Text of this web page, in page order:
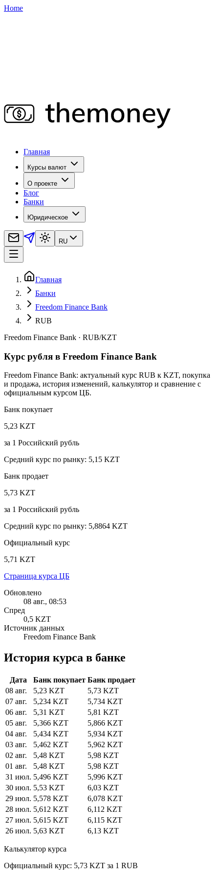
Home
Главная
Курсы валют
О проекте
Блог
Банки
Юридическое
RU
Главная
Банки
Freedom Finance Bank
RUB
Freedom Finance Bank · RUB/KZT
Курс рубля в Freedom Finance Bank
Freedom Finance Bank: актуальный курс RUB к KZT, покупка
и продажа, история изменений, калькулятор и сравнение с
официальным курсом ЦБ.
Банк покупает
5,23 KZT
за 1 Российский рубль
Средний курс по рынку: 5,15 KZT
Банк продает
5,73 KZT
за 1 Российский рубль
Средний курс по рынку: 5,8864 KZT
Официальный курс
5,71 KZT
Страница курса ЦБ
Обновлено
08 авг., 08:53
Спред
0,5 KZT
Источник данных
Freedom Finance Bank
История курса в банке
Дата Банк покупает Банк продает
08 авг.
5,23 KZT
5,73 KZT
07 авг.
5,234 KZT
5,734 KZT
06 авг.
5,31 KZT
5,81 KZT
05 авг.
5,366 KZT
5,866 KZT
04 авг.
5,434 KZT
5,934 KZT
03 авг.
5,462 KZT
5,962 KZT
02 авг.
5,48 KZT
5,98 KZT
01 авг.
5,48 KZT
5,98 KZT
31 июл. 5,496 KZT
5,996 KZT
30 июл. 5,53 KZT
6,03 KZT
29 июл. 5,578 KZT
6,078 KZT
28 июл. 5,612 KZT
6,112 KZT
27 июл. 5,615 KZT
6,115 KZT
26 июл. 5,63 KZT 6,13 KZT
Калькулятор курса
Официальный курс: 5,73 KZT за 1 RUB